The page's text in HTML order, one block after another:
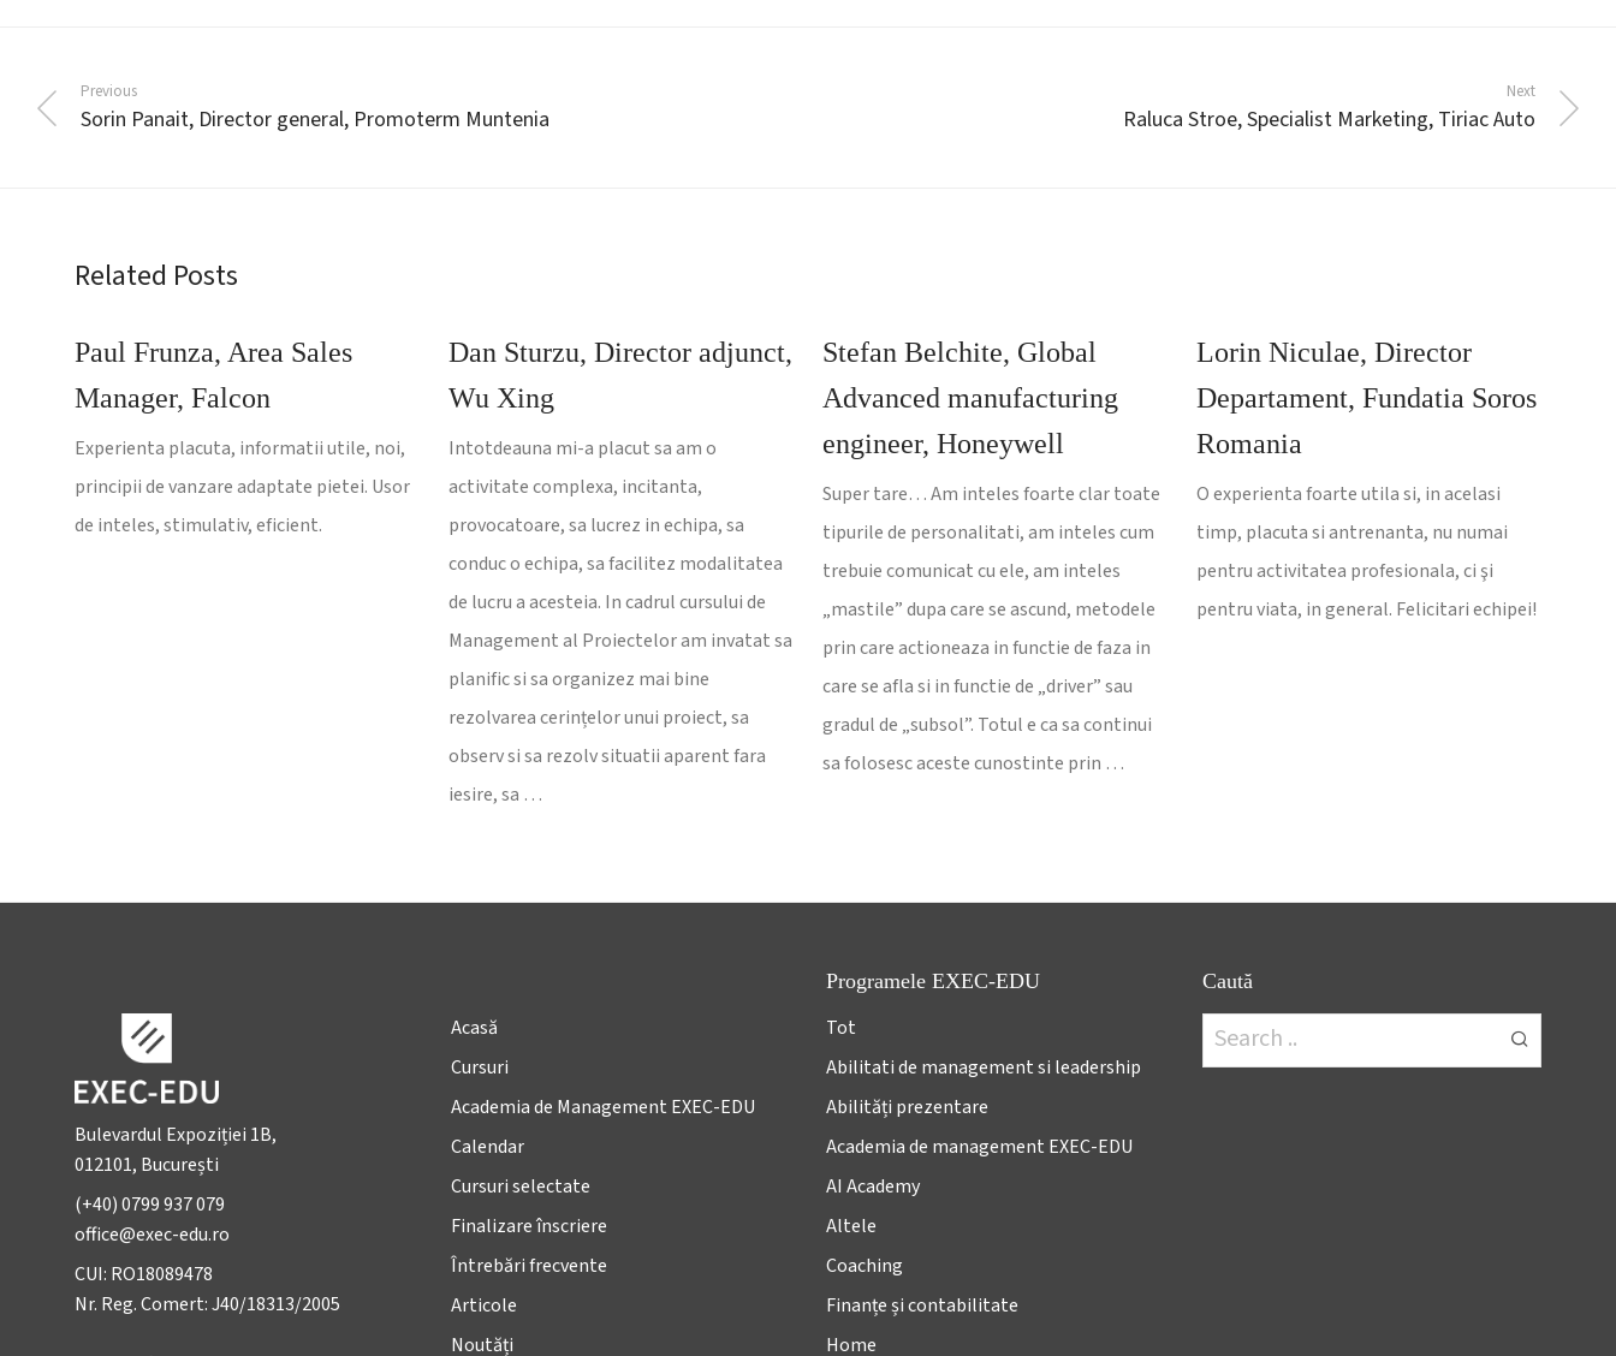
Previous
Sorin Panait, Director general, Promoterm Muntenia
Next
Raluca Stroe, Specialist Marketing, Tiriac Auto
Related Posts
Paul Frunza, Area Sales
Manager, Falcon
Experienta placuta, informatii utile, noi,
principii de vanzare adaptate pietei. Usor
de inteles, stimulativ, eficient.
Dan Sturzu, Director adjunct,
Wu Xing
Intotdeauna mi-a placut sa am o
activitate complexa, incitanta,
provocatoare, sa lucrez in echipa, sa
conduc o echipa, sa facilitez modalitatea
de lucru a acesteia. In cadrul cursului de
Management al Proiectelor am invatat sa
planific si sa organizez mai bine
rezolvarea cerințelor unui proiect, sa
observ si sa rezolv situatii aparent fara
iesire, sa …
Stefan Belchite, Global
Advanced manufacturing
engineer, Honeywell
Super tare… Am inteles foarte clar toate
tipurile de personalitati, am inteles cum
trebuie comunicat cu ele, am inteles
„mastile” dupa care se ascund, metodele
prin care actioneaza in functie de faza in
care se afla si in functie de „driver” sau
gradul de „subsol”. Totul e ca sa continui
sa folosesc aceste cunostinte prin …
Lorin Niculae, Director
Departament, Fundatia Soros
Romania
O experienta foarte utila si, in acelasi
timp, placuta si antrenanta, nu numai
pentru activitatea profesionala, ci şi
pentru viata, in general. Felicitari echipei!
Bulevardul Expoziției 1B,
012101, București
(+40) 0799 937 079
office@exec-edu.ro
CUI: RO18089478
Nr. Reg. Comert: J40/18313/2005
Acasă
Cursuri
Academia de Management EXEC-EDU
Calendar
Cursuri selectate
Finalizare înscriere
Întrebări frecvente
Articole
Noutăți
Programele EXEC-EDU
Tot
Abilitati de management si leadership
Abilități prezentare
Academia de management EXEC-EDU
AI Academy
Altele
Coaching
Finanțe și contabilitate
Home
Caută